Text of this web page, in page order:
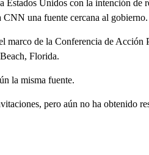
Unidos con la intención de
una fuente cercana al gobierno.
marco de la Conferencia de Acción
Florida.
la misma fuente.
pero aún no ha obtenido